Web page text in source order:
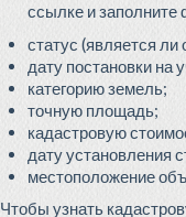
ссылке и
статус (является
дату постановки на
категорию земель;
точную площадь;
кадастровую
дату установления
местоположение
Чтобы узнать